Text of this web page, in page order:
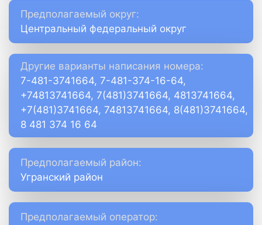
Предполагаемый округ:
Центральный федеральный округ
Другие варианты написания номера:
7-481-3741664, 7-481-374-16-64,
+74813741664, 7(481)3741664, 4813741664,
+7(481)3741664, 74813741664, 8(481)3741664,
8 481 374 16 64
Предполагаемый район:
Угранский район
Предполагаемый оператор: